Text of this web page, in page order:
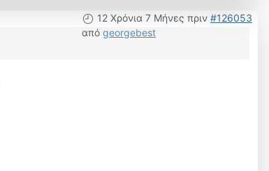
12 Χρόνια 7 Μήνες πριν #126053
από georgebest